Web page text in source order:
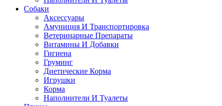
Собаки
Аксессуары
Амуниция И Транспортировка
Ветеринарные Препараты
Витамины И Добавки
Гигиена
Груминг
Диетические Корма
Игрушки
Корма
Наполнители И Туалеты